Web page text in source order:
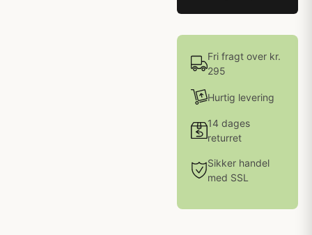
Fri fragt over kr.
295
Hurtig levering
14 dages
returret
Sikker handel
med SSL